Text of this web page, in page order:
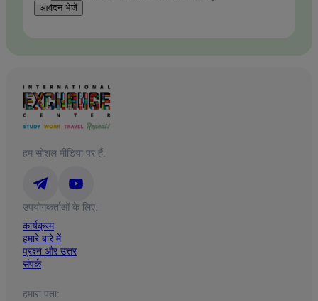
आवेदन भेजें
हम सोशल मीडिया पर हैं:
उपयोगकर्ताओं के लिए:
कार्यक्रम
हमारे बारे में
प्रश्न और उत्तर
संपर्क
हमारा पता: